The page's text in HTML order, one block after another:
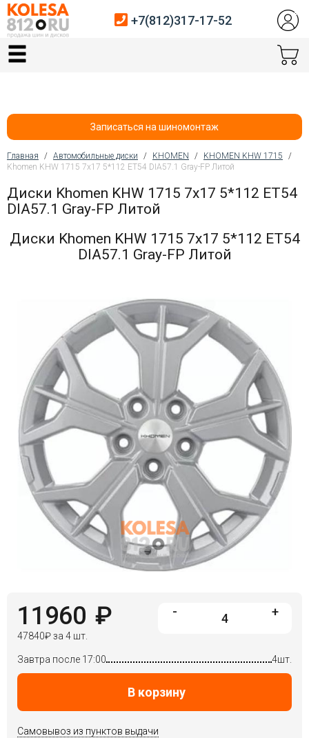
Главная
Автосервис
Услуги шиномонтажа
Хранение шин
Войти на сайт
+7(812)317-
17-
52
Пт:
9:00
+7(812)317-17-52
Записаться на шиномонтаж
Вы здесь
Главная / Автомобильные диски / KHOMEN / KHOMEN KHW 1715
/
Khomen KHW 1715 7x17 5*112 ET54 DIA57.1 Gray-FP Литой
Диски Khomen KHW 1715 7x17 5*112 ET54
DIA57.1 Gray-FP Литой
Диски Khomen KHW 1715 7x17 5*112 ET54
DIA57.1 Gray-FP Литой
11960 ₽
47840₽за 4 шт.
- +
Завтра после 17:00 4шт.
В корзину
Самовывоз из пунктов выдачи